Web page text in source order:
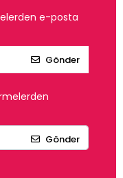
e-posta
Gönder
Gönder